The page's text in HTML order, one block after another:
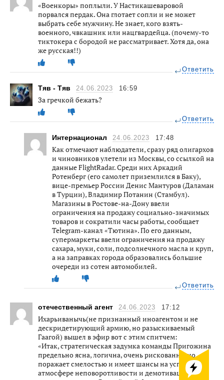
«Военкоры» поплыли. У Настикашеваровой
порвался пердак. Она глотает сопли и не может
выбрать себе мужчину. Не знает, кого взять-
военного, чвкашник или нацгвардейца. (почему-то
тиктокера с бородой не рассматривает. Хотя да, она
же русская!!)
Ответить
Тяв - Тяв 24.06.2023 16:59
За гречкой бежать?
Ответить
Интернационал 24.06.2023 17:48
Как отмечают наблюдатели, сразу ряд олигархов
и чиновников улетели из Москвы, со ссылкой на
данные FlightRadar. Среди них Аркадий
Ротенберг (его самолет приземлился в Баку),
вице-премьер России Денис Мантуров (Даламан
в Турции), Владимир Потанин (Стамбул).
Магазины в Ростове-на-Дону ввели
ограничения на продажу социально-значимых
товаров и сократили часы работы, сообщает
Telegram-канал «Тютина». По его данным,
супермаркеты ввели ограничения на продажу
сахара, муки, соли, подсолнечного масла и круп,
а на заправках города образовались большие
очереди из сотен автомобилей.
Ответить
отечественный агент 24.06.2023 17:12
Ихарьиванычь(не признанный иноагентом и не
дескридетирующий армию, но разыскиваемый
Гаагой) вышел в эфир вот с этим спитчем:
«Итак, стратегическая задумка команды Пригожина
предельно ясна, логична, очень рискованна, но
поражает смелостью и имеет шансы на успех в
атмосфере неповоротливости и демотивации всех